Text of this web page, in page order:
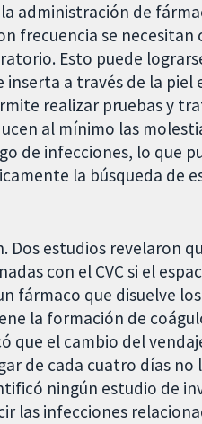
administración de
frecuencia se necesitan
Esto puede
a través de la piel
realizar pruebas y
al mínimo las
de infecciones, lo que
la búsqueda de
estudios revelaron
con el CVC si el
fármaco que disuelve
la formación de
que el cambio del
de cada cuatro días no
ningún estudio de
las infecciones